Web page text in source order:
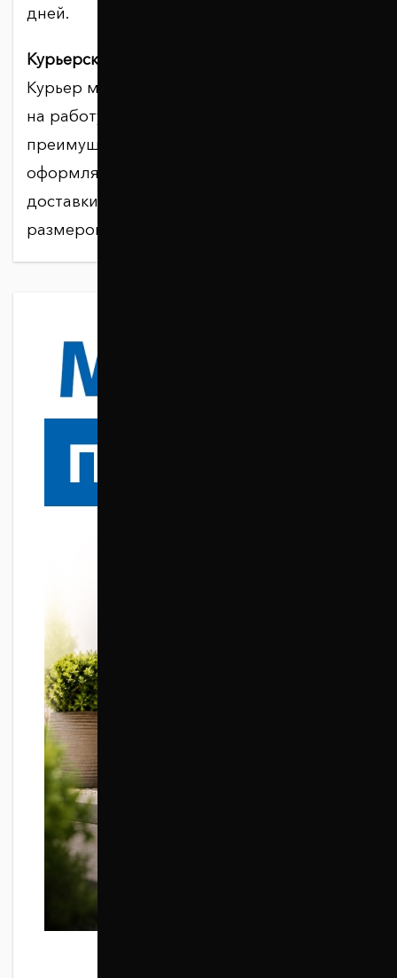
дней.
Курьерская доставка.
Курьер может доставить заказ домой или
на работу. Услуга доступна
преимущественно в областных центрах и
оформляется отдельно. Возможность
доставки зависит от адреса, веса и
размеров посылки.